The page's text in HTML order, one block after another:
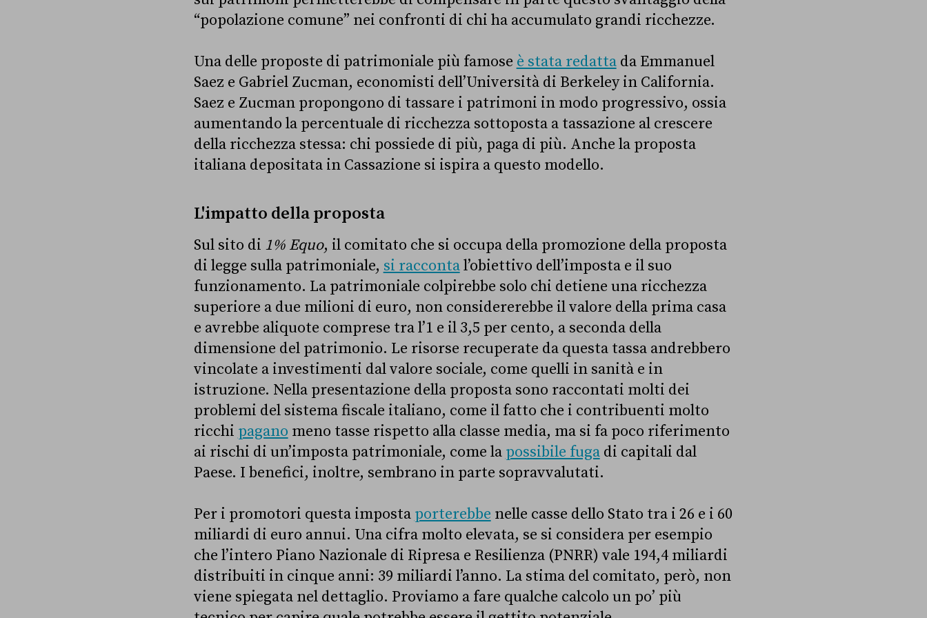
“popolazione comune” nei confronti di chi ha accumulato grandi ricchezze.
Una delle proposte di patrimoniale più famose è stata redattada Emmanuel
Saez e Gabriel Zucman, economisti dell’Università di Berkeley in California.
Saez e Zucman propongono di tassare i patrimoni in modo progressivo, ossia
aumentando la percentuale di ricchezza sottoposta a tassazione al crescere
della ricchezza stessa: chi possiede di più, paga di più. Anche la proposta
italiana depositata in Cassazione si ispira a questo modello.
L'impatto della proposta
Sul sito di 1% Equo, il comitato che si occupa della promozione della proposta
di legge sulla patrimoniale, si raccontal’obiettivo dell’imposta e il suo
funzionamento. La patrimoniale colpirebbe solo chi detiene una ricchezza
superiore a due milioni di euro, non considererebbe il valore della prima casa
e avrebbe aliquote comprese tra l’1 e il 3,5 per cento, a seconda della
dimensione del patrimonio. Le risorse recuperate da questa tassa andrebbero
vincolate a investimenti dal valore sociale, come quelli in sanità e in
istruzione. Nella presentazione della proposta sono raccontati molti dei
problemi del sistema fiscale italiano, come il fatto che i contribuenti molto
ricchi pagano meno tasse rispetto alla classe media, ma si fa poco riferimento
ai rischi di un’imposta patrimoniale, come la possibile fugadi capitali dal
Paese. I benefici, inoltre, sembrano in parte sopravvalutati.
Per i promotori questa imposta porterebbe nelle casse dello Stato tra i 26 e i 60
miliardi di euro annui. Una cifra molto elevata, se si considera per esempio
che l’intero Piano Nazionale di Ripresa e Resilienza (PNRR) vale 194,4 miliardi
distribuiti in cinque anni: 39 miliardi l’anno. La stima del comitato, però, non
viene spiegata nel dettaglio. Proviamo a fare qualche calcolo un po’ più